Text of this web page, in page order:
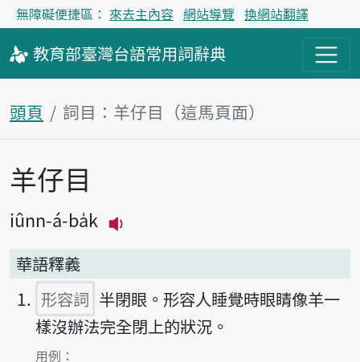
無障礙便捷區： 來去主內容 網站導覽 換網站翻譯
教育部臺灣台語常用詞辭典
頭頁 詞目：羊仔目（這馬頁面）
主內容區
羊仔目
iûnn-á-ba̍k
華語釋義
形容詞 半閉眼。形容人睡覺時眼睛像羊一
樣沒辦法完全閉上的狀況。
第1項釋義的
用例：